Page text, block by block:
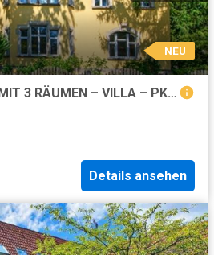
NEU
BLASEWITZ – BÜRO MIT 3 RÄUMEN – VILLA – PKW PARKFLÄCHEN – NEUER BODENBELAG – RUHIG & ZENTRAL GELEGEN
Details ansehen